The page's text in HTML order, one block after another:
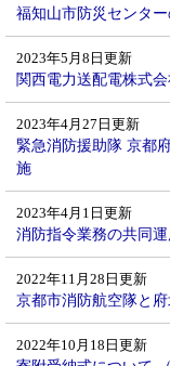
福知山市防災センター
2023年5月8日更新
関西電力送配電株式
2023年4月27日更新
緊急消防援助隊 京都
施
2023年4月1日更新
消防指令業務の共同
2022年11月28日更新
京都市消防航空隊と
2022年10月18日更新